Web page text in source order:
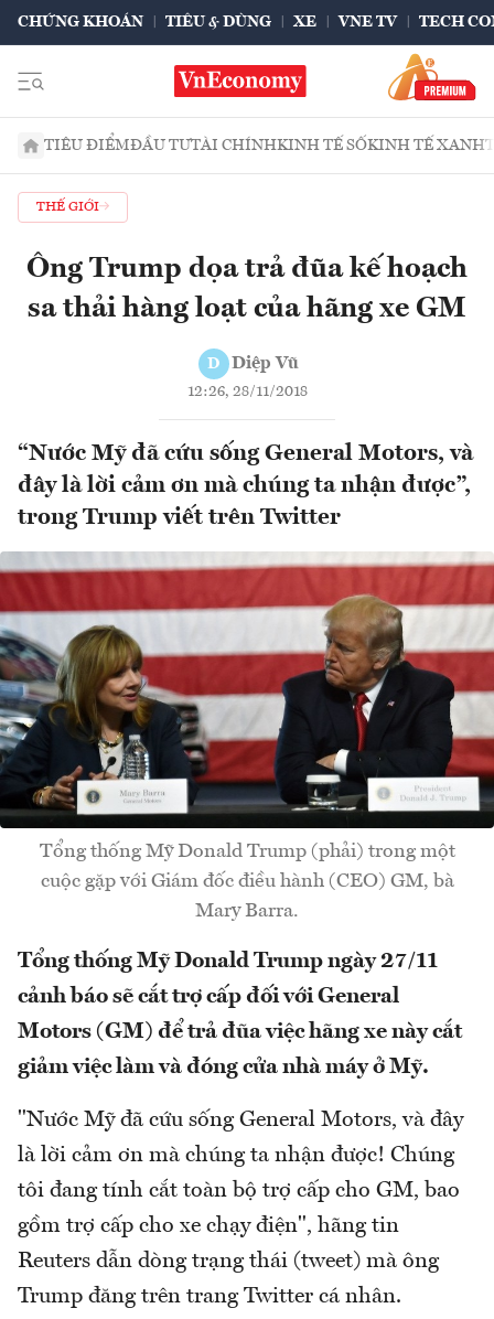
CHỨNG KHOÁN TIÊU & DÙNG XE VNE TV TECH
TIÊU ĐIỂMĐẦU TƯTÀI CHÍNHKINH TẾ SỐKINH TẾ XANH
THẾ GIỚI
Ông Trump dọa trả đũa kế hoạch
sa thải hàng loạt của hãng xe GM
D Diệp Vũ
12:26, 28/11/2018
“Nước Mỹ đã cứu sống General Motors, và
đây là lời cảm ơn mà chúng ta nhận được”,
trong Trump viết trên Twitter
Tổng thống Mỹ Donald Trump (phải) trong một
cuộc gặp với Giám đốc điều hành (CEO) GM, bà
Mary Barra.
Tổng thống Mỹ Donald Trump ngày 27/11
cảnh báo sẽ cắt trợ cấp đối với General
Motors (GM) để trả đũa việc hãng xe này cắt
giảm việc làm và đóng cửa nhà máy ở Mỹ.
"Nước Mỹ đã cứu sống General Motors, và đây
là lời cảm ơn mà chúng ta nhận được! Chúng
tôi đang tính cắt toàn bộ trợ cấp cho GM, bao
gồm trợ cấp cho xe chạy điện", hãng tin
Reuters dẫn dòng trạng thái (tweet) mà ông
Trump đăng trên trang Twitter cá nhân.